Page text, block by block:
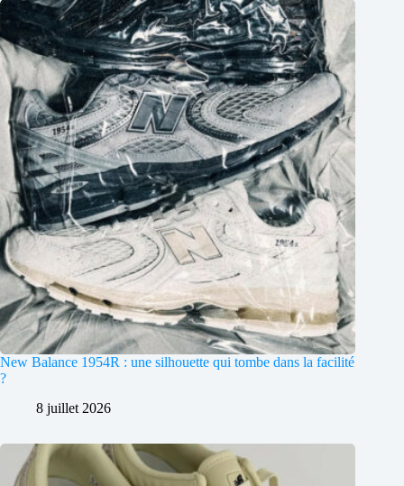
New Balance 1954R : une silhouette qui tombe dans la facilité
?
8 juillet 2026